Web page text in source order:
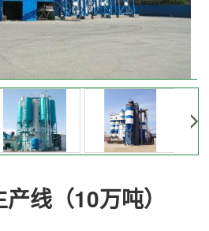
线（10万吨）